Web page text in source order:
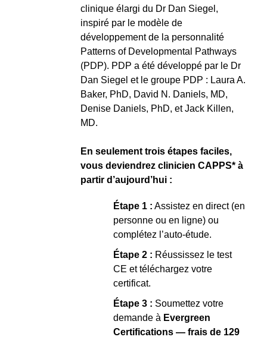
clinique élargi du Dr Dan Siegel,
inspiré par le modèle de
développement de la personnalité
Patterns of Developmental Pathways
(PDP). PDP a été développé par le Dr
Dan Siegel et le groupe PDP : Laura A.
Baker, PhD, David N. Daniels, MD,
Denise Daniels, PhD, et Jack Killen,
MD.
En seulement trois étapes faciles,
vous deviendrez clinicien CAPPS* à
partir d’aujourd’hui :
Étape 1 : Assistez en direct (en
personne ou en ligne) ou
complétez l’auto-étude.
Étape 2 : Réussissez le test
CE et téléchargez votre
certificat.
Étape 3 : Soumettez votre
demande à Evergreen
Certifications — frais de 129